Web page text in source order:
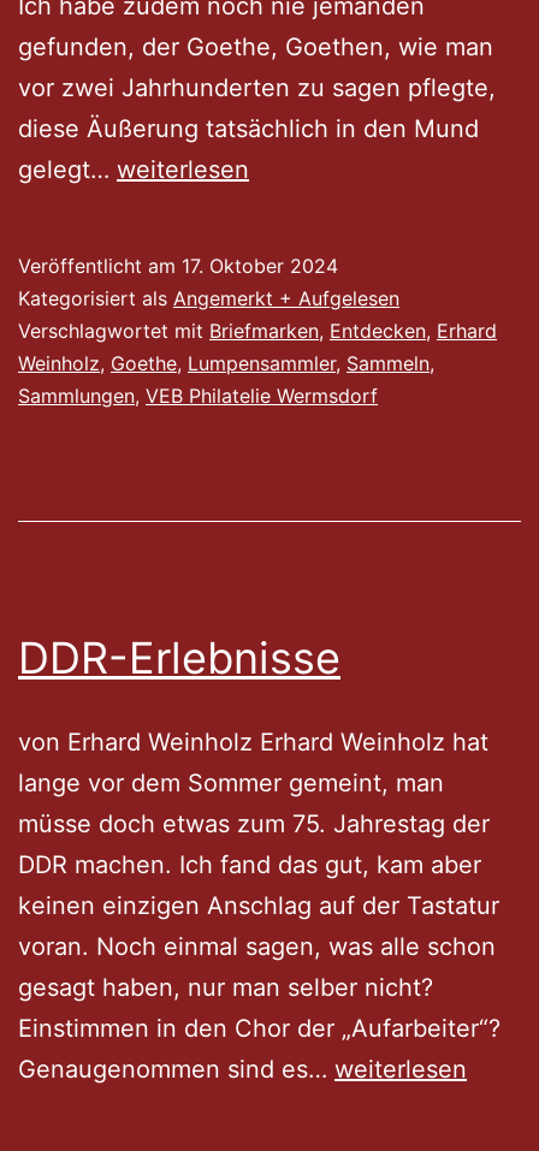
gefunden, der Goethe, Goethen, wie man
vor zwei Jahrhunderten zu sagen pflegte,
diese Äußerung tatsächlich in den Mund
gelegt… Lupe
Betrachtung
des
Sammelns
und
weiterlesen
Veröffentlicht am 17. Oktober 2024
Kategorisiert als Angemerkt + Aufgelesen
Verschlagwortet mit Briefmarken, Entdecken, Erhard
Weinholz, Goethe, Lumpensammler, Sammeln,
Sammlungen, VEB Philatelie Wermsdorf
DDR-Erlebnisse
von Erhard Weinholz Erhard Weinholz hat
lange vor dem Sommer gemeint, man
müsse doch etwas zum 75. Jahrestag der
DDR machen. Ich fand das gut, kam aber
keinen einzigen Anschlag auf der Tastatur
voran. Noch einmal sagen, was alle schon
gesagt haben, nur man selber nicht?
Einstimmen in den Chor der „Aufarbeiter“?
Genaugenommen sind es… DDR-
weiterlesen